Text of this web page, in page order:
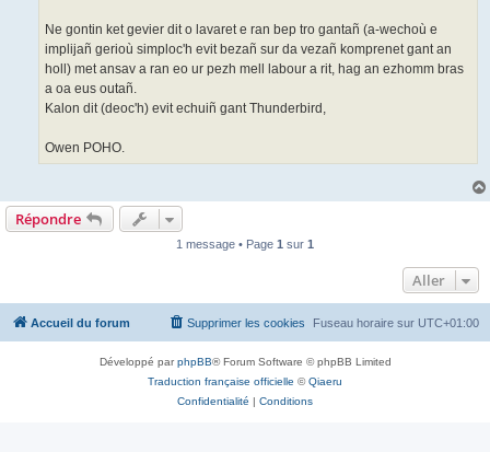
Ne gontin ket gevier dit o lavaret e ran bep tro gantañ (a-wechoù e
implijañ gerioù simploc'h evit bezañ sur da vezañ komprenet gant an
holl) met ansav a ran eo ur pezh mell labour a rit, hag an ezhomm bras
a oa eus outañ.
Kalon dit (deoc'h) evit echuiñ gant Thunderbird,
Owen POHO.
Répondre
1 message • Page 1 sur 1
Aller
Accueil du forum Fuseau horaire sur UTC+01:00
Supprimer les cookies
Développé parphpBB® Forum Software © phpBB Limited
Traduction française officielle ©Qiaeru
Confidentialité | Conditions